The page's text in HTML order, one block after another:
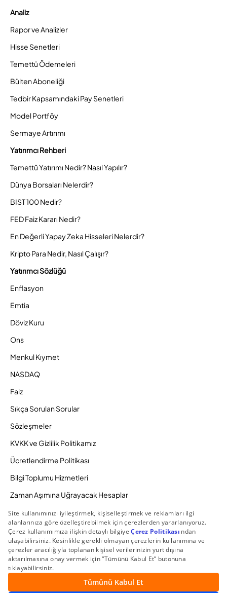
Analiz
Rapor ve Analizler
Hisse Senetleri
Temettü Ödemeleri
Bülten Aboneliği
Tedbir Kapsamındaki Pay Senetleri
Model Portföy
Sermaye Artırımı
Yatırımcı Rehberi
Temettü Yatırımı Nedir? Nasıl Yapılır?
Dünya Borsaları Nelerdir?
BIST 100 Nedir?
FED Faiz Kararı Nedir?
En Değerli Yapay Zeka Hisseleri Nelerdir?
Kripto Para Nedir, Nasıl Çalışır?
Yatırımcı Sözlüğü
Enflasyon
Emtia
Döviz Kuru
Ons
Menkul Kıymet
NASDAQ
Faiz
Sıkça Sorulan Sorular
Sözleşmeler
KVKK ve Gizlilik Politikamız
Ücretlendirme Politikası
Bilgi Toplumu Hizmetleri
Zaman Aşımına Uğrayacak Hesaplar
Duyurular ve Kampanyalar
© 2026 Gedik Yatırım Menkul Değerler AŞ. Tüm Hakları